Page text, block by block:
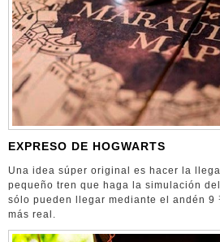
EXPRESO DE HOGWARTS
Una idea súper original es hacer la
pequeño tren que haga la simulación
sólo pueden llegar mediante el andén 9
más real.